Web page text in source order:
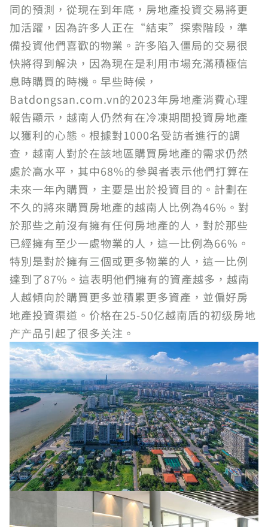
同的預測，從現在到年底，房地產投資交易將更
加活躍，因為許多人正在“結束”探索階段，準
備投資他們喜歡的物業。許多陷入僵局的交易很
快將得到解決，因為現在是利用市場充滿積極信
息時購買的時機。早些時候，
Batdongsan.com.vn的2023年房地產消費心理
報告顯示，越南人仍然有在冷凍期間投資房地產
以獲利的心態。根據對1000名受訪者進行的調
查，越南人對於在該地區購買房地產的需求仍然
處於高水平，其中68%的參與者表示他們打算在
未來一年內購買，主要是出於投資目的。計劃在
不久的將來購買房地產的越南人比例為46%。對
於那些之前沒有擁有任何房地產的人，對於那些
已經擁有至少一處物業的人，這一比例為66%。
特別是對於擁有三個或更多物業的人，這一比例
達到了87%。這表明他們擁有的資產越多，越南
人越傾向於購買更多並積累更多資產，並偏好房
地產投資渠道。价格在25-50亿越南盾的初级房地
产产品引起了很多关注。